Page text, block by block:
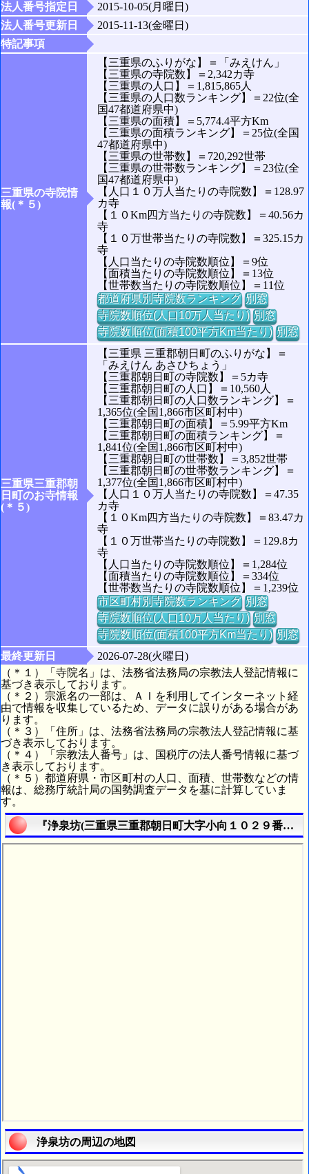
法人番号指定日
2015-10-05(月曜日)
法人番号更新日
2015-11-13(金曜日)
特記事項
三重県の寺院情
報(＊５)
【三重県のふりがな】＝「みえけん」
【三重県の寺院数】＝2,342カ寺
【三重県の人口】＝1,815,865人
【三重県の人口数ランキング】＝22位(全
国47都道府県中)
【三重県の面積】＝5,774.4平方Km
【三重県の面積ランキング】＝25位(全国
47都道府県中)
【三重県の世帯数】＝720,292世帯
【三重県の世帯数ランキング】＝23位(全
国47都道府県中)
【人口１０万人当たりの寺院数】＝128.97
カ寺
【１０Km四方当たりの寺院数】＝40.56カ
寺
【１０万世帯当たりの寺院数】＝325.15カ
寺
【人口当たりの寺院数順位】＝9位
【面積当たりの寺院数順位】＝13位
【世帯数当たりの寺院数順位】＝11位
都道府県別寺院数ランキング 別窓
寺院数順位(人口10万人当たり) 別窓
寺院数順位(面積100平方Km当たり) 別窓
三重県三重郡朝
日町のお寺情報
(＊５)
【三重県 三重郡朝日町のふりがな】＝
「みえけん あさひちょう」
【三重郡朝日町の寺院数】＝5カ寺
【三重郡朝日町の人口】＝10,560人
【三重郡朝日町の人口数ランキング】＝
1,365位(全国1,866市区町村中)
【三重郡朝日町の面積】＝5.99平方Km
【三重郡朝日町の面積ランキング】＝
1,841位(全国1,866市区町村中)
【三重郡朝日町の世帯数】＝3,852世帯
【三重郡朝日町の世帯数ランキング】＝
1,377位(全国1,866市区町村中)
【人口１０万人当たりの寺院数】＝47.35
カ寺
【１０Km四方当たりの寺院数】＝83.47カ
寺
【１０万世帯当たりの寺院数】＝129.8カ
寺
【人口当たりの寺院数順位】＝1,284位
【面積当たりの寺院数順位】＝334位
【世帯数当たりの寺院数順位】＝1,239位
市区町村別寺院数ランキング 別窓
寺院数順位(人口10万人当たり) 別窓
寺院数順位(面積100平方Km当たり) 別窓
最終更新日
2026-07-28(火曜日)
（＊１）「寺院名」は、法務省法務局の宗教法人登記情報に
基づき表示しております。
（＊２）宗派名の一部は、ＡＩを利用してインターネット経
由で情報を収集しているため、データに誤りがある場合があ
ります。
（＊３）「住所」は、法務省法務局の宗教法人登記情報に基
づき表示しております。
（＊４）「宗教法人番号」は、国税庁の法人番号情報に基づ
き表示しております。
（＊５）都道府県・市区町村の人口、面積、世帯数などの情
報は、総務庁統計局の国勢調査データを基に計算していま
す。
『浄泉坊(三重県三重郡朝日町大字小向１０２９番地)
浄泉坊の周辺の地図